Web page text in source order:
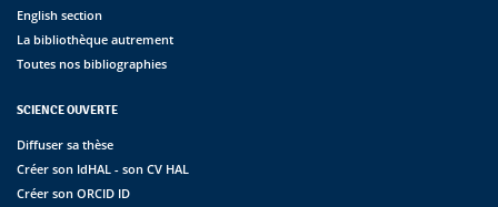
English section
La bibliothèque autrement
Toutes nos bibliographies
SCIENCE OUVERTE
Diffuser sa thèse
Créer son IdHAL - son CV HAL
Créer son ORCID ID